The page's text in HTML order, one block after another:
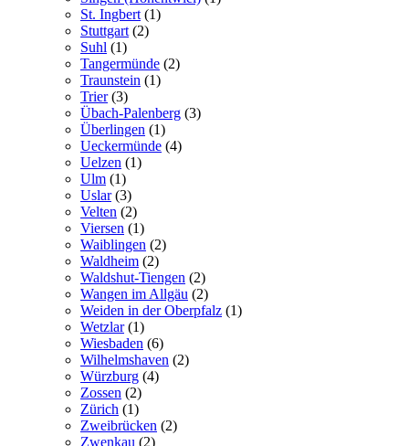
St. Ingbert (1)
Stuttgart (2)
Suhl (1)
Tangermünde (2)
Traunstein (1)
Trier(3)
Übach-Palenberg (3)
Überlingen (1)
Ueckermünde (4)
Uelzen (1)
Ulm (1)
Uslar(3)
Velten (2)
Viersen (1)
Waiblingen (2)
Waldheim (2)
Waldshut-Tiengen (2)
Wangen im Allgäu (2)
Weiden in der Oberpfalz (1)
Wetzlar(1)
Wiesbaden (6)
Wilhelmshaven (2)
Würzburg (4)
Zossen (2)
Zürich (1)
Zweibrücken (2)
Zwenkau (2)